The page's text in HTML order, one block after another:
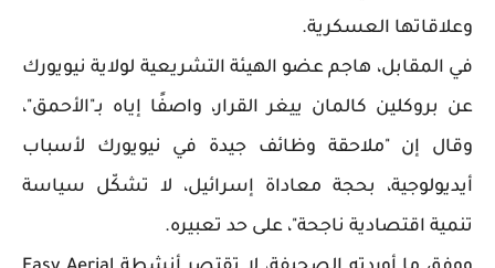
وعلاقاتها العسكرية.
في المقابل، هاجم عضو الهيئة التشريعية لولاية نيويورك
عن بروكلين كالمان ييغر القرار، واصفًا إياه بـ"الأحمق"،
وقال إن "ملاحقة وظائف جيدة في نيويورك لأسباب
أيديولوجية، بحجة معاداة إسرائيل، لا تشكّل سياسة
تنمية اقتصادية ناجحة"، على حد تعبيره.